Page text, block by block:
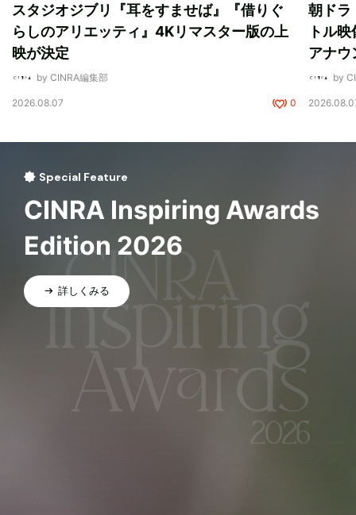
スタジオジブリ『耳をすませば』『借りぐ
らしのアリエッティ』4Kリマスター版の上
映が決定
by CINRA編集部
2026.08.07 0
朝ドラ
トル
アナウ
by
Special Feature
CINRA Inspiring Awards
Edition 2026
詳しくみる